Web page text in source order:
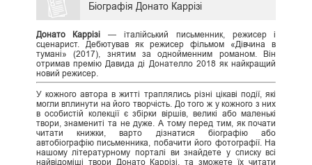
Біографія Донато Каррізі
Донато Каррізі — італійський письменник, режисер і
сценарист. Дебютував як режисер фільмом «Дівчина в
тумані» (2017), знятим за однойменним романом. Він
отримав премію Давида ді Донателло 2018 як найкращий
новий режисер.
У кожного автора в житті траплялись різні цікаві події, які
могли вплинути на його творчість. До того ж у кожного з них
в особистій колекції є збірки віршів, великі або маленькі
твори, знамениті та не дуже. А тому перед тим, як почати
читати книжки, варто дізнатися біографію або
автобіографію письменника, побачити його фотографії. На
нашому літературному порталі ви знайдете у списку всі
найвідоміші твори Донато Каррізі, та зможете їх читати